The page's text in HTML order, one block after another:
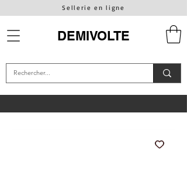
Sellerie en ligne
DEMIVOLTE